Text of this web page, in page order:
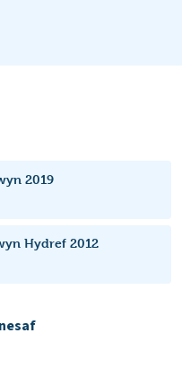
2019
Hydref 2012